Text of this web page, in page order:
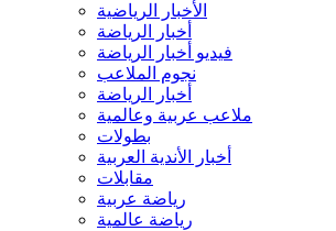
الأخبار الرياضية
أخبار الرياضة
فيديو أخبار الرياضة
نجوم الملاعب
أخبار الرياضة
ملاعب عربية وعالمية
بطولات
أخبار الأندية العربية
مقابلات
رياضة عربية
رياضة عالمية